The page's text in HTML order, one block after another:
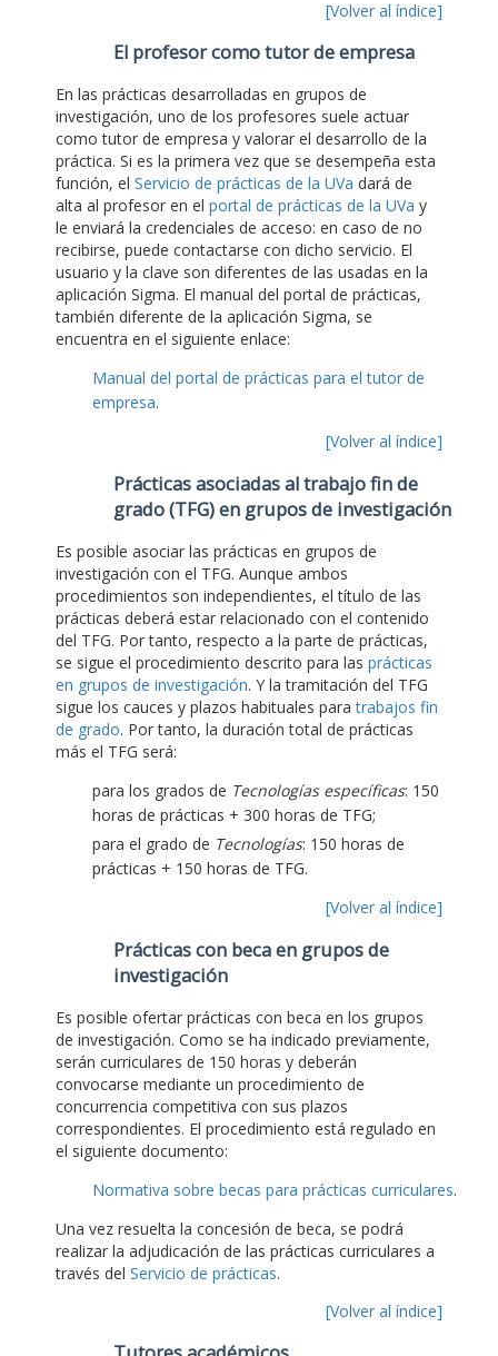
[Volver al índice]
El profesor como tutor de empresa
En las prácticas desarrolladas en grupos de
investigación, uno de los profesores suele actuar
como tutor de empresa y valorar el desarrollo de la
práctica. Si es la primera vez que se desempeña esta
función, el Servicio de prácticas de la UVa dará de
alta al profesor en el portal de prácticas de la UVa y
le enviará la credenciales de acceso: en caso de no
recibirse, puede contactarse con dicho servicio. El
usuario y la clave son diferentes de las usadas en la
aplicación Sigma. El manual del portal de prácticas,
también diferente de la aplicación Sigma, se
encuentra en el siguiente enlace:
Manual del portal de prácticas para el tutor de
empresa.
[Volver al índice]
Prácticas asociadas al trabajo fin de
grado (TFG) en grupos de investigación
Es posible asociar las prácticas en grupos de
investigación con el TFG. Aunque ambos
procedimientos son independientes, el título de las
prácticas deberá estar relacionado con el contenido
del TFG. Por tanto, respecto a la parte de prácticas,
se sigue el procedimiento descrito para las prácticas
en grupos de investigación. Y la tramitación del TFG
sigue los cauces y plazos habituales paratrabajos fin
de grado. Por tanto, la duración total de prácticas
más el TFG será:
para los grados de Tecnologías específicas: 150
horas de prácticas + 300 horas de TFG;
para el grado de Tecnologías: 150 horas de
prácticas + 150 horas de TFG.
[Volver al índice]
Prácticas con beca en grupos de
investigación
Es posible ofertar prácticas con beca en los grupos
de investigación. Como se ha indicado previamente,
serán curriculares de 150 horas y deberán
convocarse mediante un procedimiento de
concurrencia competitiva con sus plazos
correspondientes. El procedimiento está regulado en
el siguiente documento:
Normativa sobre becas para prácticas curriculares.
Una vez resuelta la concesión de beca, se podrá
realizar la adjudicación de las prácticas curriculares a
través del Servicio de prácticas.
[Volver al índice]